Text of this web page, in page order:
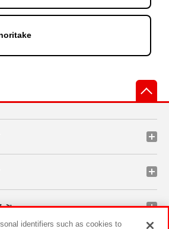
ぶ
identifiers such as cookies to